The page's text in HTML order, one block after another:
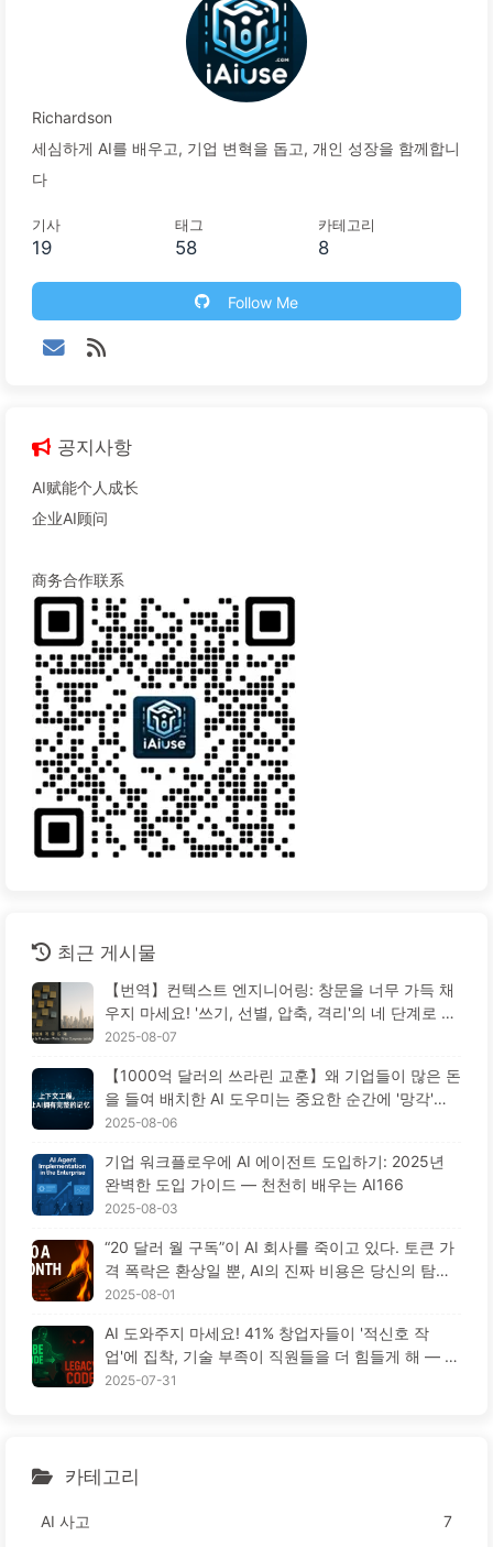
Richardson
세심하게 AI를 배우고, 기업 변혁을 돕고, 개인 성장을 함께합니
다
기사
19
태그
58
카테고리
8
Follow Me
공지사항
AI赋能个人成长
企业AI顾问
商务合作联系
최근 게시물
【번역】컨텍스트 엔지니어링: 창문을 너무 가득 채
우지 마세요! '쓰기, 선별, 압축, 격리'의 네 단계로 혼
란을 피하고, 소음을 차단하세요 — AI 배우기 170
2025-08-07
【1000억 달러의 쓰라린 교훈】왜 기업들이 많은 돈
을 들여 배치한 AI 도우미는 중요한 순간에 '망각'하
고 오히려 경쟁자들은 90% 성능 향상을 이루었을
2025-08-06
기업 워크플로우에 AI 에이전트 도입하기: 2025년
완벽한 도입 가이드 — 천천히 배우는 AI166
2025-08-03
“20 달러 월 구독”이 AI 회사를 죽이고 있다. 토큰 가
격 폭락은 환상일 뿐, AI의 진짜 비용은 당신의 탐욕
이다 — 천천히 배우는 AI164
2025-08-01
AI 도와주지 마세요! 41% 창업자들이 '적신호 작
업'에 집착, 기술 부족이 직원들을 더 힘들게 해 — 천
천히 배우는 AI163
2025-07-31
카테고리
AI 사고
7